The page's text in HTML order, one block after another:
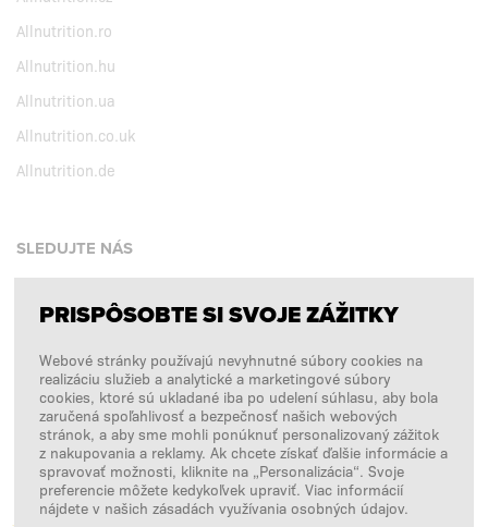
Allnutrition.ro
Allnutrition.hu
Allnutrition.ua
Allnutrition.co.uk
Allnutrition.de
SLEDUJTE NÁS
Facebook
Instagram
Copyright © 2026 SFD S. A.
PLATBY SPRACÚVA
PRISPÔSOBTE SI SVOJE ZÁŽITKY
Webové stránky používajú nevyhnutné súbory cookies na
realizáciu služieb a analytické a marketingové súbory
cookies, ktoré sú ukladané iba po udelení súhlasu, aby bola
zaručená spoľahlivosť a bezpečnosť našich webových
stránok, a aby sme mohli ponúknuť personalizovaný zážitok
z nakupovania a reklamy. Ak chcete získať ďalšie informácie a
spravovať možnosti, kliknite na „Personalizácia“. Svoje
preferencie môžete kedykoľvek upraviť. Viac informácií
nájdete v našich zásadách využívania osobných údajov.